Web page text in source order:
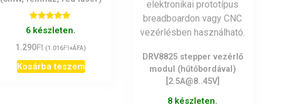
Értékelés:
5.00
6 készleten.
1.290Ft (1.016Ft+ÁFA)
Kosárba teszem
DRV8825 stepper vezérlő
modul (hűtőbordával)
[2.5A@8..45V]
8 készleten.